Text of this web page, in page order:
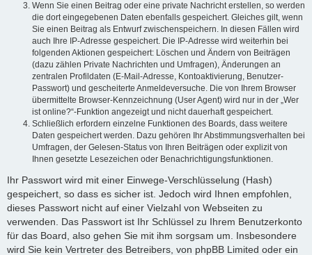
Wenn Sie einen Beitrag oder eine private Nachricht erstellen, so werden
die dort eingegebenen Daten ebenfalls gespeichert. Gleiches gilt, wenn
Sie einen Beitrag als Entwurf zwischenspeichern. In diesen Fällen wird
auch Ihre IP-Adresse gespeichert. Die IP-Adresse wird weiterhin bei
folgenden Aktionen gespeichert: Löschen und Ändern von Beiträgen
(dazu zählen Private Nachrichten und Umfragen), Änderungen an
zentralen Profildaten (E-Mail-Adresse, Kontoaktivierung, Benutzer-
Passwort) und gescheiterte Anmeldeversuche. Die von Ihrem Browser
übermittelte Browser-Kennzeichnung (User Agent) wird nur in der „Wer
ist online?“-Funktion angezeigt und nicht dauerhaft gespeichert.
Schließlich erfordern einzelne Funktionen des Boards, dass weitere
Daten gespeichert werden. Dazu gehören Ihr Abstimmungsverhalten bei
Umfragen, der Gelesen-Status von Ihren Beiträgen oder explizit von
Ihnen gesetzte Lesezeichen oder Benachrichtigungsfunktionen.
Ihr Passwort wird mit einer Einwege-Verschlüsselung (Hash)
gespeichert, so dass es sicher ist. Jedoch wird Ihnen empfohlen,
dieses Passwort nicht auf einer Vielzahl von Webseiten zu
verwenden. Das Passwort ist Ihr Schlüssel zu Ihrem Benutzerkonto
für das Board, also gehen Sie mit ihm sorgsam um. Insbesondere
wird Sie kein Vertreter des Betreibers, von phpBB Limited oder ein